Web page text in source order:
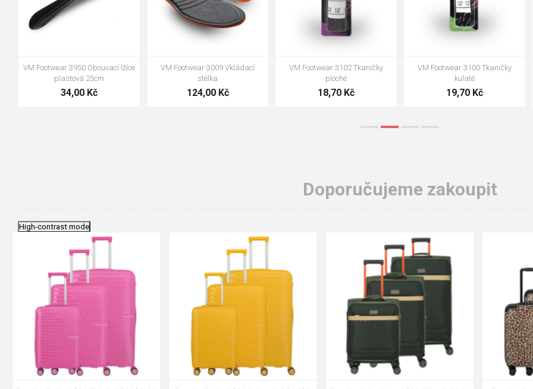
VM Footwear 3950 Obouvací lžíce
plastová 25cm
34,00 Kč
VM Footwear 3009 Vkládací
stélka
124,00 Kč
VM Footwear 3102 Tkaničky
ploché
18,70 Kč
VM Footwear 3100 Tkaničky
kulaté
19,70 Kč
Doporučujeme zakoupit
High-contrast mode